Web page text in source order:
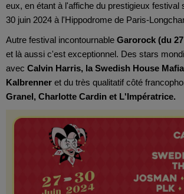
eux, en étant à l'affiche du prestigieux festival
30 juin 2024 à l'Hippodrome de Paris-
Autre festival incontournable Garorock (du
et là aussi c'est exceptionnel. Des stars
avec Calvin Harris, la Swedish House Mafia
Kalbrenner et du très qualitatif côté
Granel, Charlotte Cardin et L'Impératrice.